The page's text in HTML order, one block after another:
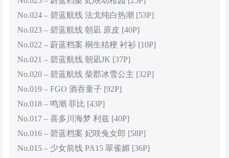
No.024 – 碧蓝航线 法戈纯白热潮 [53P]
No.023 – 碧蓝航线 朝凪 原皮 [40P]
No.022 – 蔚蓝档案 桐生桔梗 衬衫 [10P]
No.021 – 碧蓝航线 朝凪JK [37P]
No.020 – 碧蓝航线 柴郡冰雪公主 [32P]
No.019 – FGO 酒吞童子 [92P]
No.018 – 鸣潮 菲比 [43P]
No.017 – 喜多川海梦 利兹 [40P]
No.016 – 碧蓝档案 妃咲兔女郎 [58P]
No.015 – 少女前线 PA15 翠雀媚 [36P]